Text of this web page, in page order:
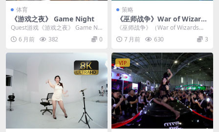
体育
《游戏之夜》 Game Night
Quest游戏《游戏之夜》 Game Nig
ht 是一款专为Meta Quest...
6 月前 382 0
策略
《巫师战争》War of Wizard
s v4.10.03.41003
《巫师战争》（War of Wizards）
是一款将MOBA竞技与魔法对决融
合在...7 月前 630 3
VIP